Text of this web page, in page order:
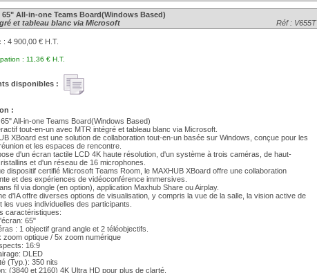
65" All-in-one Teams Board(Windows Based)
et tableau blanc via Microsoft
Réf : V655T
: 4 900,00 € H.T.
: 11,36 € H.T.
disponibles :
:
All-in-one Teams Board(Windows Based)
tout-en-un avec MTR intégré et tableau blanc via Microsoft.
XBoard est une solution de collaboration tout-en-un basée sur Windows, conçue pour les
et les espaces de rencontre.
d'un écran tactile LCD 4K haute résolution, d'un système à trois caméras, de haut-
et d'un réseau de 16 microphones.
dispositif certifié Microsoft Teams Room, le MAXHUB XBoard offre une collaboration
et des expériences de vidéoconférence immersives.
fil via dongle (en option), application Maxhub Share ou Airplay.
d'IA offre diverses options de visualisation, y compris la vue de la salle, la vision active de
les vues individuelles des participants.
caractéristiques:
65"
: 1 objectif grand angle et 2 téléobjectifs.
zoom optique / 5x zoom numérique
16:9
DLED
(Typ.): 350 nits
(3840 et 2160) 4K Ultra HD pour plus de clarté.